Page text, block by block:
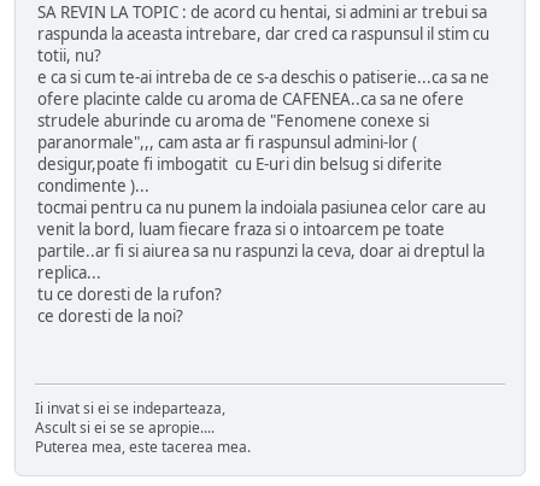
SA REVIN LA TOPIC : de acord cu hentai, si admini ar trebui sa
raspunda la aceasta intrebare, dar cred ca raspunsul il stim cu
totii, nu?
e ca si cum te-ai intreba de ce s-a deschis o patiserie...ca sa ne
ofere placinte calde cu aroma de CAFENEA..ca sa ne ofere
strudele aburinde cu aroma de "Fenomene conexe si
paranormale",,, cam asta ar fi raspunsul admini-lor (
desigur,poate fi imbogatit cu E-uri din belsug si diferite
condimente )...
tocmai pentru ca nu punem la indoiala pasiunea celor care au
venit la bord, luam fiecare fraza si o intoarcem pe toate
partile..ar fi si aiurea sa nu raspunzi la ceva, doar ai dreptul la
replica...
tu ce doresti de la rufon?
ce doresti de la noi?
Ii invat si ei se indeparteaza,
Ascult si ei se se apropie....
Puterea mea, este tacerea mea.